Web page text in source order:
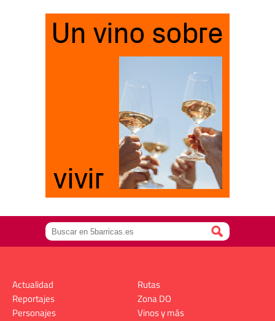
Actualidad
Reportajes
Personajes
Rutas
Zona DO
Vinos y más